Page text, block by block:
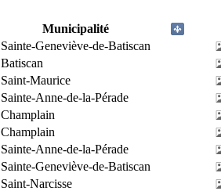
Municipalité
Sainte-Geneviève-de-Batiscan
Batiscan
Saint-Maurice
Sainte-Anne-de-la-Pérade
Champlain
Champlain
Sainte-Anne-de-la-Pérade
Sainte-Geneviève-de-Batiscan
Saint-Narcisse